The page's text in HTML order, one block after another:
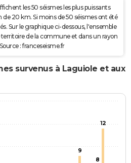
les 50 séismes les plus puissants
20 km. Si moins de 50 séismes ont été
Sur le graphique ci-dessous, l'ensemble
de la commune et dans un rayon
: franceseisme.fr
survenus à Laguiole et aux
9
8
12